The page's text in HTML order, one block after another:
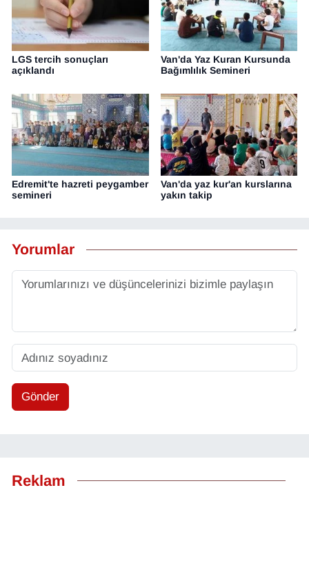
LGS tercih sonuçları
açıklandı
Van'da Yaz Kuran Kursunda
Bağımlılık Semineri
Edremit'te hazreti peygamber
semineri
Van'da yaz kur'an kurslarına
yakın takip
Yorumlar
Gönder
Reklam